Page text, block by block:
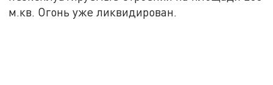
м.кв. Огонь уже ликвидирован.